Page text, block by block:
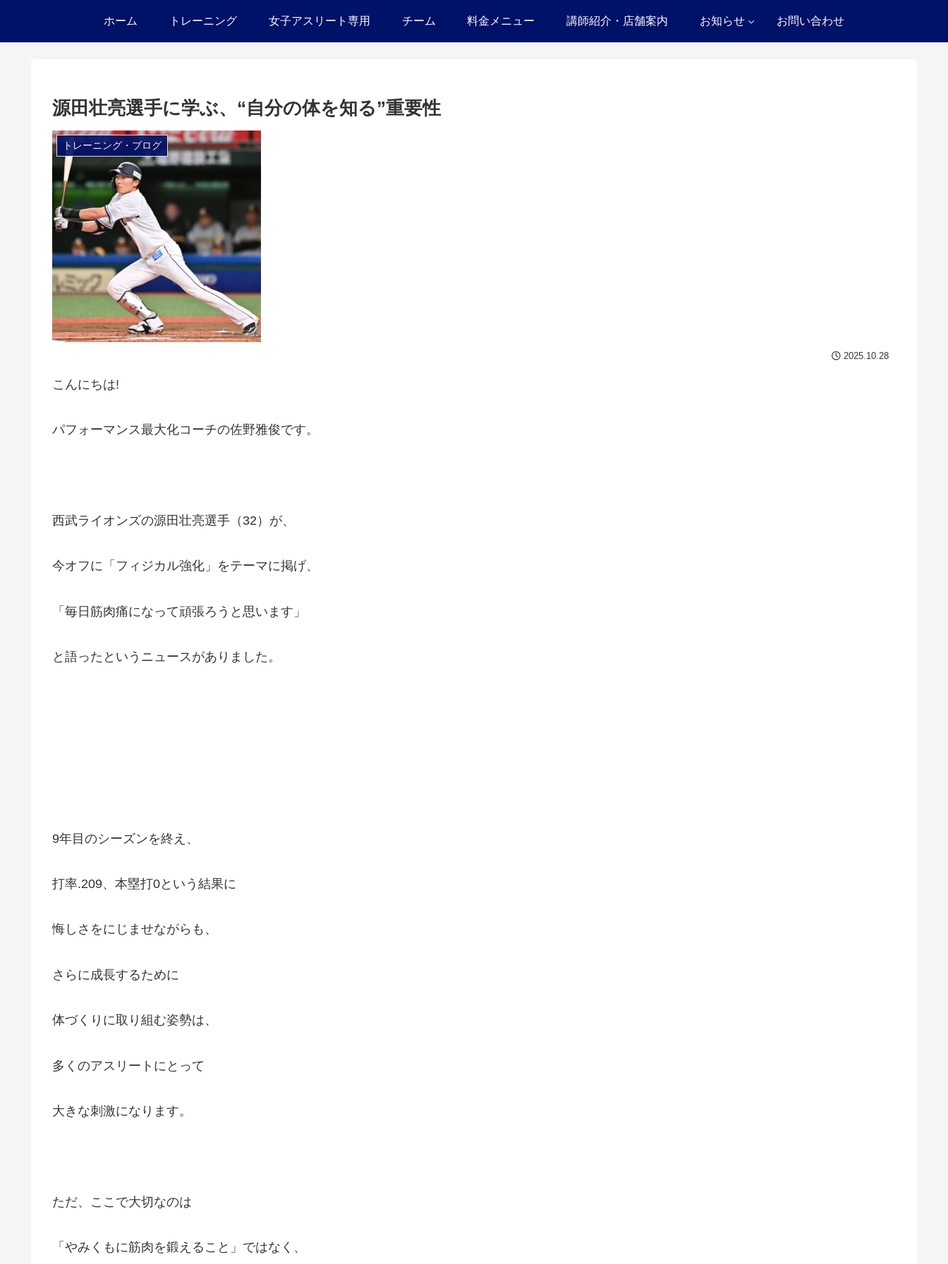
ホーム トレーニング 女子アスリート専用 チーム 料金メニュー 講師紹介・店舗案内 お知らせ お問い合わせ
源田壮亮選手に学ぶ、“自分の体を知る”重要性
トレーニング・ブログ
2025.10.28
こんにちは!
パフォーマンス最大化コーチの佐野雅俊です。
西武ライオンズの源田壮亮選手（32）が、
今オフに「フィジカル強化」をテーマに掲げ、
「毎日筋肉痛になって頑張ろうと思います」
と語ったというニュースがありました。
9年目のシーズンを終え、
打率.209、本塁打0という結果に
悔しさをにじませながらも、
さらに成長するために
体づくりに取り組む姿勢は、
多くのアスリートにとって
大きな刺激になります。
ただ、ここで大切なのは
「やみくもに筋肉を鍛えること」ではなく、